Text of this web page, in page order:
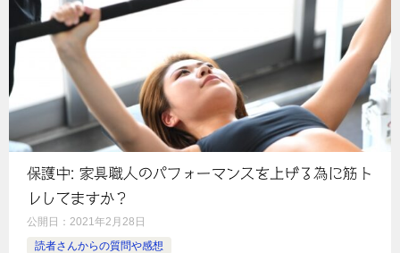
保護中: 家具職人のパフォーマンスを上げる為に筋ト
レしてますか？
公開日： 2021年2月28日
読者さんからの質問や感想